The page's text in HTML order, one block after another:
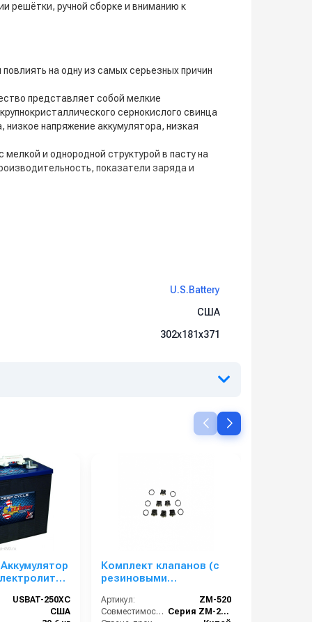
решётки, ручной сборке и вниманию к
на одну из самых серьезных причин
представляет собой мелкие
сернокислого свинца
напряжение аккумулятора, низкая
и однородной структурой в пасту на
показатели заряда и
U.S.Battery
США
302х181х371
USBAT-250XC
США
Комплект клапанов (с
резиновыми
ZM-2115M
Артикул:
ZM-520
Совместимость:
Серия ZM-2115M (помпа ZM-2115M)